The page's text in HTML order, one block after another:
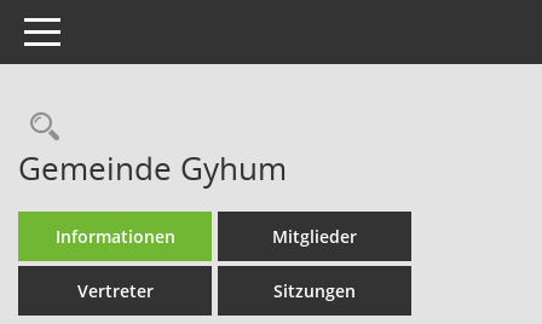
Toggle navigation
Rechercheauswahl
Gemeinde Gyhum
Informationen Mitglieder
Vertreter Sitzungen